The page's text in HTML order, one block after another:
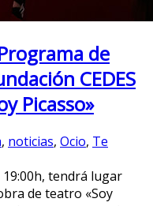
de
CEDES
Picasso»
, noticias, Ocio, Te
19:00h, tendrá lugar
de teatro «Soy